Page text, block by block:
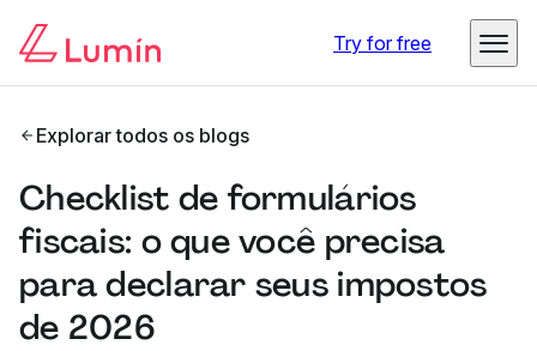
Try for free
Explorar todos os blogs
Checklist de formulários
fiscais: o que você precisa
para declarar seus impostos
de 2026